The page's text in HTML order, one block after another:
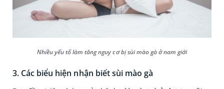
Nhiều yếu tố làm tăng nguy cơ bị sùi mào gà ở nam giới
3. Các biểu hiện nhận biết sùi mào gà